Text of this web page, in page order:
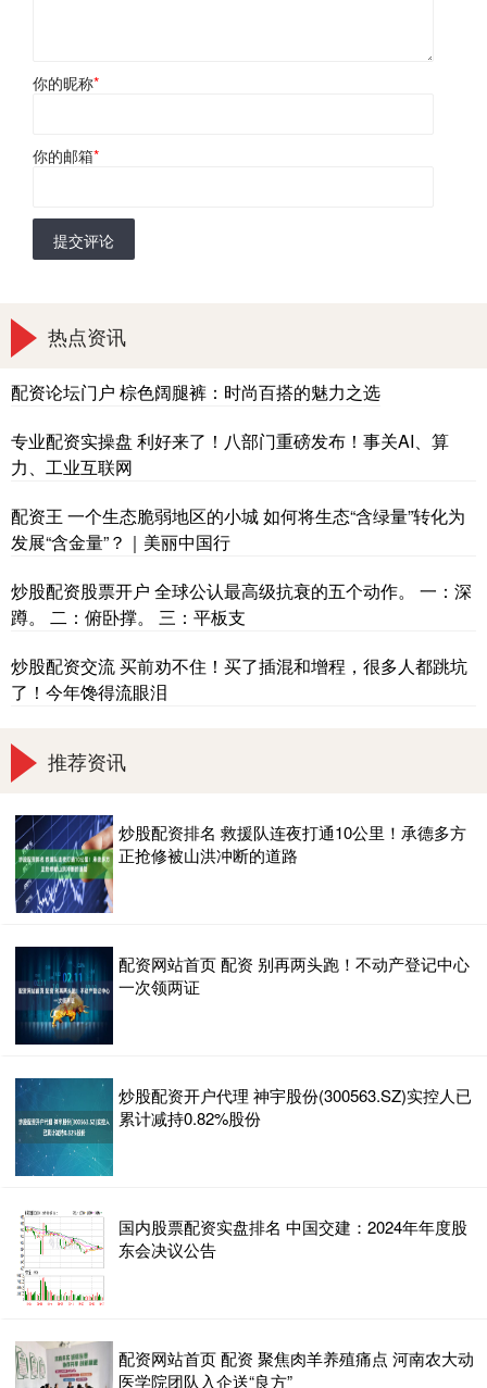
你的昵称*
你的邮箱*
提交评论
热点资讯
配资论坛门户 棕色阔腿裤：时尚百搭的魅力之选
专业配资实操盘 利好来了！八部门重磅发布！事关AI、算
力、工业互联网
配资王 一个生态脆弱地区的小城 如何将生态“含绿量”转化为
发展“含金量”？｜美丽中国行
炒股配资股票开户 全球公认最高级抗衰的五个动作。 一：深
蹲。 二：俯卧撑。 三：平板支
炒股配资交流 买前劝不住！买了插混和增程，很多人都跳坑
了！今年馋得流眼泪
推荐资讯
炒股配资排名 救援队连夜打通10公里！承德多方
正抢修被山洪冲断的道路
配资网站首页 配资 别再两头跑！不动产登记中心
一次领两证
炒股配资开户代理 神宇股份(300563.SZ)实控人已
累计减持0.82%股份
国内股票配资实盘排名 中国交建：2024年年度股
东会决议公告
配资网站首页 配资 聚焦肉羊养殖痛点 河南农大动
医学院团队入企送“良方”